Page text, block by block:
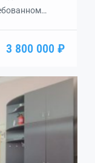
3 800 000 ₽